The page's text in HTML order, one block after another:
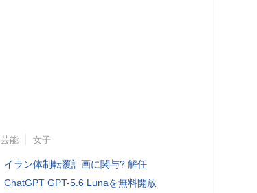
芸能 女子
イラン体制転覆計画に関与? 解任
ChatGPT GPT-5.6 Lunaを無料開放